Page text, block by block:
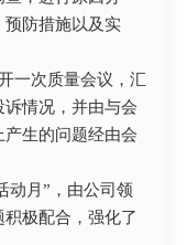
预防措施以及实
一次质量会议，汇
情况，并由与会
生的问题经由会
动月”，由公司领
极配合，强化了